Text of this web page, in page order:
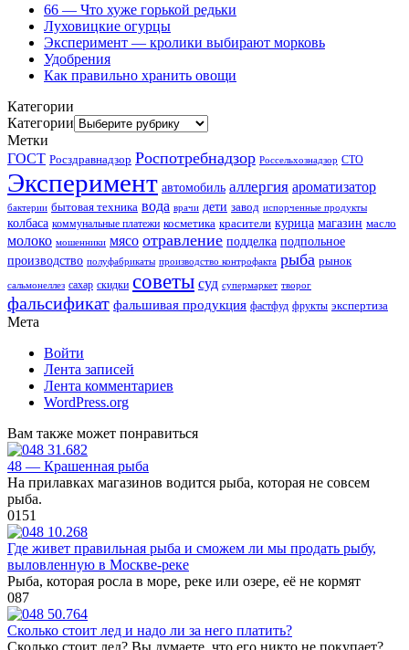
66 — Что хуже горькой редьки
Луховицкие огурцы
Эксперимент — кролики выбирают морковь
Удобрения
Как правильно хранить овощи
Категории
Категории
Метки
ГОСТ Росздравнадзор Роспотребнадзор Россельхознадзор СТО
Эксперимент автомобиль аллергия ароматизатор
бактерии бытовая техника вода врачи дети завод испорченные продукты
колбаса коммунальные платежи косметика красители курица магазин масло
молоко мошенники мясо отравление подделка подпольное
производство полуфабрикаты производство контрофакта рыба рынок
сальмонеллез сахар скидки советы суд супермаркет творог
фальсификат фальшивая продукция фастфуд фрукты экспертиза
Мета
Войти
Лента записей
Лента комментариев
WordPress.org
Вам также может понравиться
48 — Крашенная рыба
На прилавках магазинов водится рыба, которая не совсем
рыба.
0151
Где живет правильная рыба и сможем ли мы продать рыбу,
выловленную в Москве-реке
Рыба, которая росла в море, реке или озере, её не кормят
087
Сколько стоит лед и надо ли за него платить?
Сколько стоит лед? Вы думаете, что его никто не покупает?